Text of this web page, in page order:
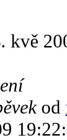
kvě
od